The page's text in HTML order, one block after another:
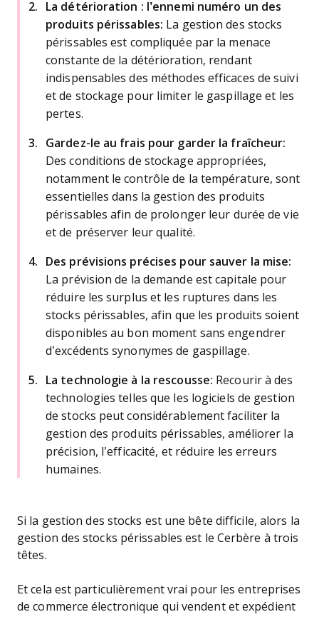
La détérioration : l’ennemi numéro un des
produits périssables: La gestion des stocks
périssables est compliquée par la menace
constante de la détérioration, rendant
indispensables des méthodes efficaces de suivi
et de stockage pour limiter le gaspillage et les
pertes.
Gardez-le au frais pour garder la fraîcheur:
Des conditions de stockage appropriées,
notamment le contrôle de la température, sont
essentielles dans la gestion des produits
périssables afin de prolonger leur durée de vie
et de préserver leur qualité.
Des prévisions précises pour sauver la mise:
La prévision de la demande est capitale pour
réduire les surplus et les ruptures dans les
stocks périssables, afin que les produits soient
disponibles au bon moment sans engendrer
d’excédents synonymes de gaspillage.
La technologie à la rescousse: Recourir à des
technologies telles que les logiciels de gestion
de stocks peut considérablement faciliter la
gestion des produits périssables, améliorer la
précision, l’efficacité, et réduire les erreurs
humaines.
Si la gestion des stocks est une bête difficile, alors la
gestion des stocks périssables est le Cerbère à trois
têtes.
Et cela est particulièrement vrai pour les entreprises
de commerce électronique qui vendent et expédient